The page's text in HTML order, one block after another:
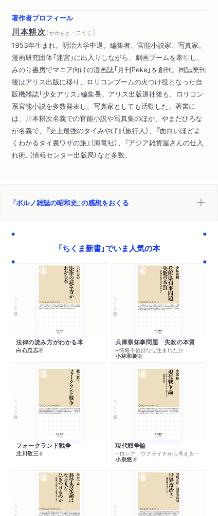
著作者プロフィール
川本耕次 （ かわもと・こうじ ）
1953年生まれ。明治大学中退。編集者、官能小説家、写真家。
漫画研究団体「迷宮」に出入りしながら、劇画ブームを牽引し、
みのり書房でマニア向けの漫画誌「月刊Peke」を創刊。同誌廃刊
後はアリス出版に移り、ロリコンブームの火つけ役となった自
販機雑誌「少女アリス」編集長。アリス出版退社後も、ロリコン
系官能小説を多数発表し、写真家としても活動した。著書に
は、川本耕次名義での官能小説や写真集のほか、やまだひろな
が名義で、『史上最強のタイみやげ』（旅行人）、『面白いほどよ
くわかるタイ裏ワザの旅』（海竜社）、『アジア雑貨屋さんの仕入
れ術』（情報センター出版局）など多数。
『ポルノ雑誌の昭和史』の感想をおくる
「ちくま新書」でいま人気の本
ちくま新書
法律の読み方がわかる本
白石忠志著
ちくま新書
兵庫県知事問題 失敗の本質
─情報不信はなぜ生まれたか
小林和樹著
ちくま新書
フォークランド戦争
北川敬三著
ちくま新書
現代戦争論
─ロシア・ウクライナから考える世界の行方
小泉悠著
ちくま新書 ちくま新書